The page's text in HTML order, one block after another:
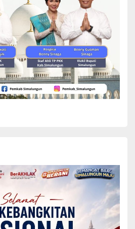
10 Juz yang menuntut
19 peserta yang siap
hafalannya di hadapan para penguji.
kategori ini membuktikan bahwa
dirancang untuk menjangkau
kemampuan, mulai dari anak-anak
berbagai aspek dalam